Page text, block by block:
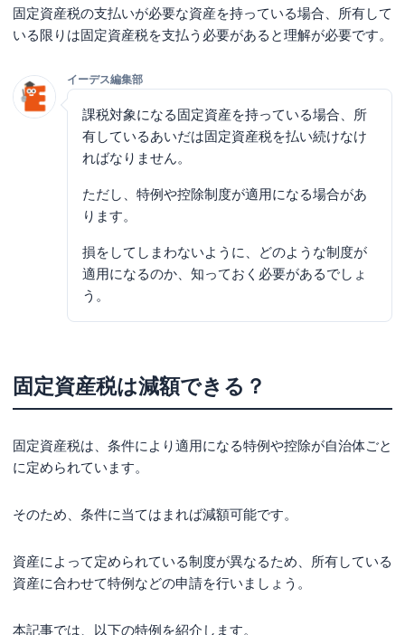
固定資産税の支払いが必要な資産を持っている場合、所有して
いる限りは固定資産税を支払う必要があると理解が必要です。
イーデス編集部
課税対象になる固定資産を持っている場合、所
有しているあいだは固定資産税を払い続けなけ
ればなりません。
ただし、特例や控除制度が適用になる場合があ
ります。
損をしてしまわないように、どのような制度が
適用になるのか、知っておく必要があるでしょ
う。
固定資産税は減額できる？
固定資産税は、条件により適用になる特例や控除が自治体ごと
に定められています。
そのため、条件に当てはまれば減額可能です。
資産によって定められている制度が異なるため、所有している
資産に合わせて特例などの申請を行いましょう。
本記事では、以下の特例を紹介します。